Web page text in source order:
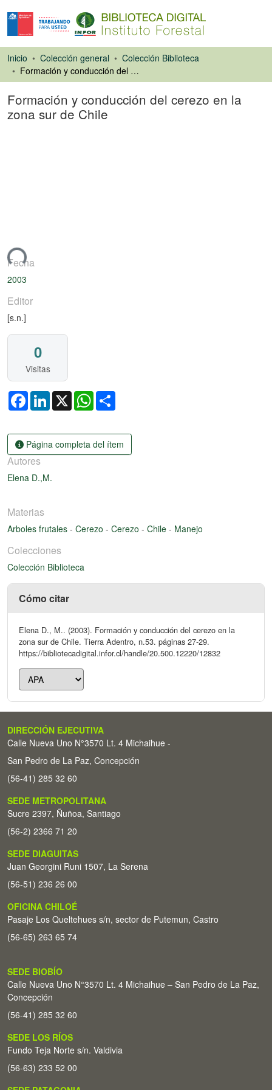
Inicio Colección general
Colección Biblioteca
Formación y conducción del cerezo en la zona sur de Chile
Formación y conducción del cerezo en la
zona sur de Chile
Fecha
2003
Editor
[s.n.]
0
Visitas
FacebookLinkedIn
X WhatsApp
Página completa del ítem
Autores
Elena D.,M.
Materias
Arboles frutales - Cerezo - Cerezo - Chile - Manejo
Colecciones
Colección Biblioteca
Cómo citar
Elena D., M.. (2003). Formación y conducción del cerezo en la
zona sur de Chile. Tierra Adentro, n.53. páginas 27-29.
https://bibliotecadigital.infor.cl/handle/20.500.12220/12832
DIRECCIÓN EJECUTIVA
Calle Nueva Uno N°3570 Lt. 4 Michaihue -
San Pedro de La Paz, Concepción
(56-41) 285 32 60
SEDE METROPOLITANA
Sucre 2397, Ñuñoa, Santiago
(56-2) 2366 71 20
SEDE DIAGUITAS
Juan Georgini Runi 1507, La Serena
(56-51) 236 26 00
OFICINA CHILOÉ
Pasaje Los Queltehues s/n, sector de Putemun, Castro
(56-65) 263 65 74
SEDE BIOBÍO
Calle Nueva Uno N°3570 Lt. 4 Michaihue – San Pedro de La Paz,
Concepción
(56-41) 285 32 60
SEDE LOS RÍOS
Fundo Teja Norte s/n. Valdivia
(56-63) 233 52 00